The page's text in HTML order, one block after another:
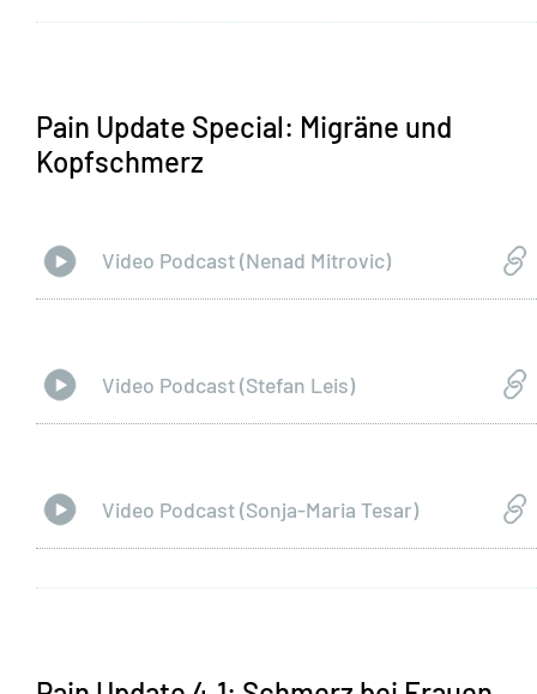
Pain Update Special: Migräne und
Kopfschmerz
Video Podcast (Nenad Mitrovic)
Video Podcast (Stefan Leis)
Video Podcast (Sonja-Maria Tesar)